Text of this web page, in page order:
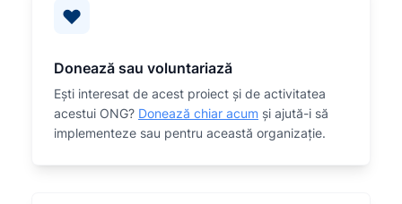
Donează sau voluntariază
Eşti interesat de acest proiect și de activitatea
acestui ONG? Donează chiar acum și ajută-i să
implementeze sau pentru această organizaţie.